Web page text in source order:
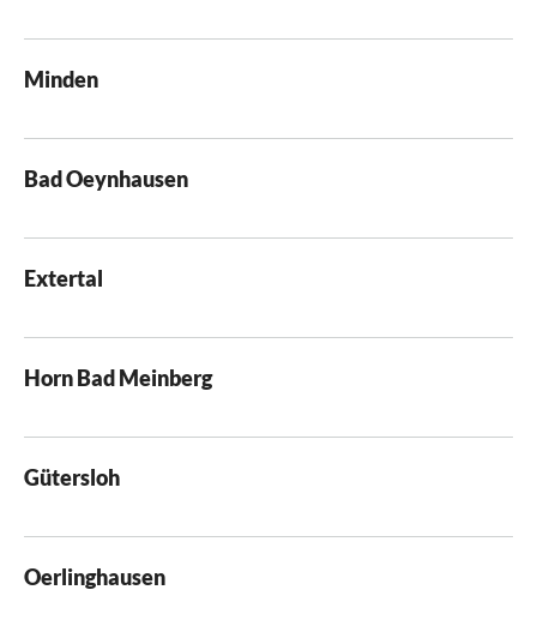
Minden
Bad Oeynhausen
Extertal
Horn Bad Meinberg
Gütersloh
Oerlinghausen